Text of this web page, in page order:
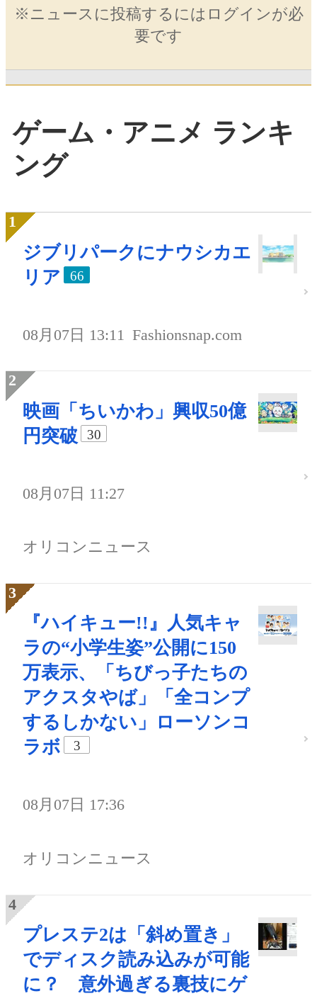
※ニュースに投稿するにはログインが必
要です
ゲーム・アニメ ランキ
ング
ジブリパークにナウシカエ
リア
66
08月07日 13:11 Fashionsnap.com
映画「ちいかわ」興収50億
円突破
30
08月07日 11:27
オリコンニュース
『ハイキュー!!』人気キャ
ラの“小学生姿”公開に150
万表示、「ちびっ子たちの
アクスタやば」「全コンプ
するしかない」ローソンコ
ラボ
3
08月07日 17:36
オリコンニュース
プレステ2は「斜め置き」
でディスク読み込みが可能
に？ 意外過ぎる裏技にゲ